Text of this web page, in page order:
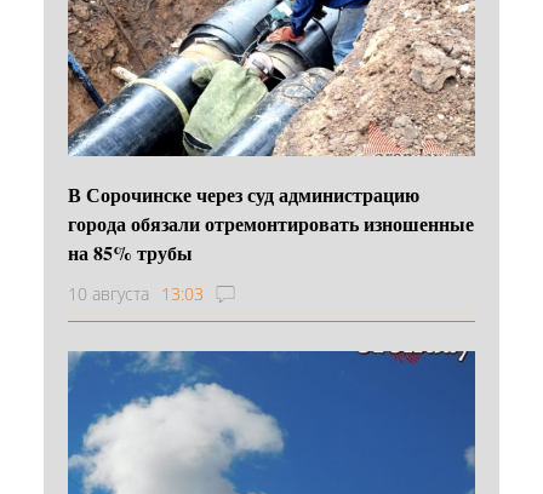
В Сорочинске через суд администрацию
города обязали отремонтировать изношенные
на 85% трубы
10 августа 13:03